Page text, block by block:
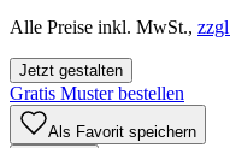
Alle Preise inkl. MwSt.,
Jetzt gestalten
Gratis Muster bestellen
Als Favorit speichern